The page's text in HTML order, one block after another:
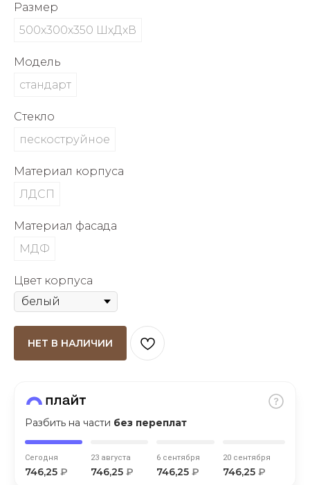
Размер
500х300х350 ШхДхВ
Модель
стандарт
Стекло
пескоструйное
Материал корпуса
ЛДСП
Материал фасада
МДФ
Цвет корпуса
НЕТ В НАЛИЧИИ
Разбить на части без переплат
Сегодня
746,25 ₽
23 августа
746,25 ₽
6 сентября
746,25 ₽
20 сентября
746,25 ₽